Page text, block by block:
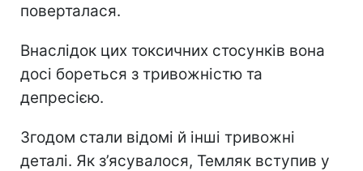
поверталася.
Внаслідок цих токсичних стосунків вона
досі бореться з тривожністю та
депресією.
Згодом стали відомі й інші тривожні
деталі. Як з’ясувалося, Темляк вступив у